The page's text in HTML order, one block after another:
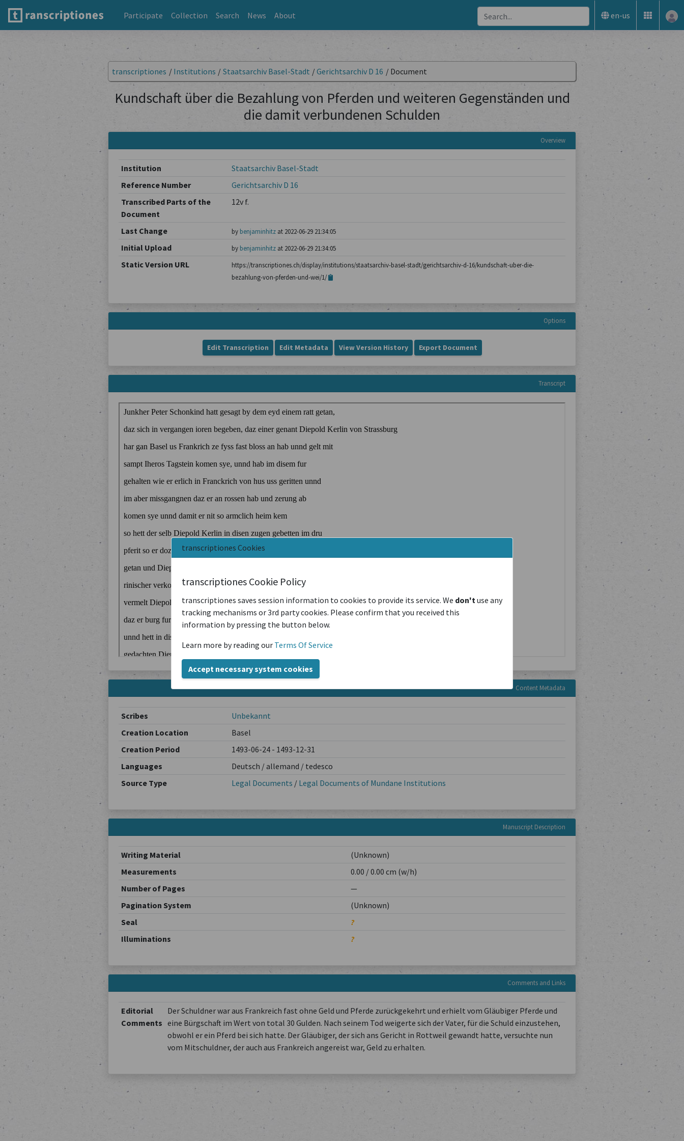
Participate Collection Search News About en-us
transcriptiones Cookies
transcriptiones Cookie Policy
transcriptiones saves session information to cookies to provide its service. We don'tuse any
tracking mechanisms or 3rd party cookies. Please confirm that you received this
information by pressing the button below.
Learn more by reading our Terms Of Service
Accept necessary system cookies
transcriptiones / Institutions / Staatsarchiv Basel-Stadt /Gerichtsarchiv D 16 / Document
Kundschaft über die Bezahlung von Pferden und weiteren Gegenständen und
die damit verbundenen Schulden
Overview
Institution
Staatsarchiv Basel-Stadt
Reference Number
Gerichtsarchiv D 16
Transcribed Parts of the
Document
12v f.
Last Change by benjaminhitzat 2022-06-29 21:34:05
Initial Upload by benjaminhitzat 2022-06-29 21:34:05
Static Version URL
https://transcriptiones.ch/display/institutions/staatsarchiv-basel-stadt/gerichtsarchiv-d-16/kundschaft-uber-die-
bezahlung-von-pferden-und-wei/1/
Options
Edit Transcription Edit Metadata View Version History Export Document
Transcript
Content Metadata
Scribes
Unbekannt
Creation Location
Basel
Creation Period
1493-06-24 - 1493-12-31
Languages
Deutsch / allemand / tedesco
Source Type
Legal Documents / Legal Documents of Mundane Institutions
Manuscript Description
Writing Material
(Unknown)
Measurements
0.00 / 0.00 cm (w/h)
Number of Pages
—
Pagination System
(Unknown)
Seal
?
Illuminations
?
Comments and Links
Editorial
Comments
Der Schuldner war aus Frankreich fast ohne Geld und Pferde zurückgekehrt und erhielt vom Gläubiger Pferde und
eine Bürgschaft im Wert von total 30 Gulden. Nach seinem Tod weigerte sich der Vater, für die Schuld einzustehen,
obwohl er ein Pferd bei sich hatte. Der Gläubiger, der sich ans Gericht in Rottweil gewandt hatte, versuchte nun
vom Mitschuldner, der auch aus Frankreich angereist war, Geld zu erhalten.